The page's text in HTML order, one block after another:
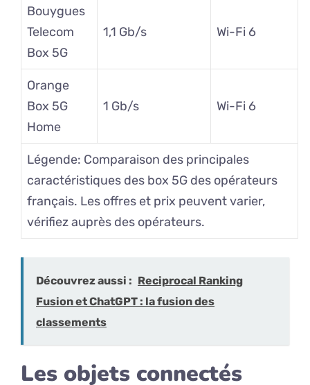
Bouygues
Telecom
Box 5G
1,1 Gb/s Wi-Fi 6
Orange
Box 5G
Home
1 Gb/s Wi-Fi 6
Légende: Comparaison des principales
caractéristiques des box 5G des opérateurs
français. Les offres et prix peuvent varier,
vérifiez auprès des opérateurs.
Découvrez aussi : Reciprocal Ranking
Fusion et ChatGPT : la fusion des
classements
Les objets connectés